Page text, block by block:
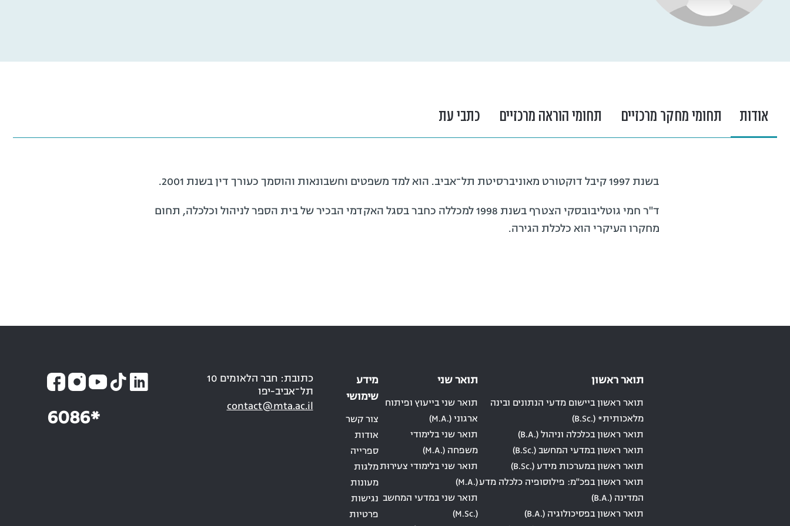
אודות תחומי מחקר מרכזיים תחומי הוראה מרכזיים כתבי עת
בשנת 1997 קיבל דוקטורט מאוניברסיטת תל­־אביב. הוא למד משפטים וחשבונאות והוסמך כעורך דין בשנת 2001.
ד"ר חמי גוטליבובסקי הצטרף בשנת 1998 למכללה כחבר בסגל האקדמי הבכיר של בית הספר לניהול וכלכלה, תחום
מחקרו העיקרי הוא כלכלת הגירה.
תואר ראשון
תואר ראשון ביישום מדעי הנתונים ובינה
מלאכותית* (.B.Sc)
תואר ראשון בכלכלה וניהול (.B.A)
תואר ראשון במדעי המחשב (.B.Sc)
תואר ראשון במערכות מידע (.B.Sc)
תואר ראשון בפכ"מ: פילוסופיה כלכלה מדע
המדינה (.B.A)
תואר ראשון בפסיכולוגיה (.B.A)
תואר שני
תואר שני בייעוץ ופיתוח
ארגוני (.M.A)
תואר שני בלימודי
משפחה (.M.A)
תואר שני בלימודי צעירוּת
(.M.A)
תואר שני במדעי המחשב
(.M.Sc)
מידע
שימושי
צור קשר
אודות
ספרייה
מלגות
מעונות
נגישות
פרטיות
כתובת: חבר הלאומים 10
תל־אביב-יפו
contact@mta.ac.il
6086*